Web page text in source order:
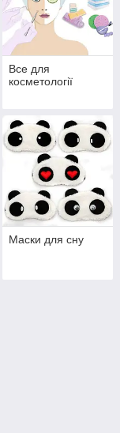
Все для
косметології
Маски для сну